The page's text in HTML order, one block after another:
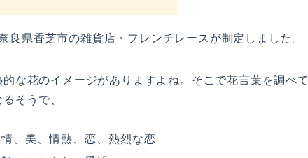
良県香芝市の雑貨店・フレンチレースが制定しました。
な花のイメージがありますよね。そこで花言葉を調べて
そうで、
、美、情熱、恋、熱烈な恋